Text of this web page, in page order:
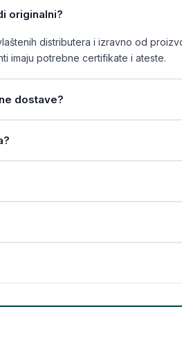
originalni?
distributera i izravno od
imaju potrebne certifikate i ateste.
dostave?